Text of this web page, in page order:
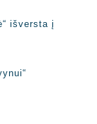
išversta į